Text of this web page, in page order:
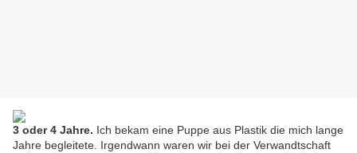
3 oder 4 Jahre. Ich bekam eine Puppe aus Plastik die mich lange
Jahre begleitete. Irgendwann waren wir bei der Verwandtschaft